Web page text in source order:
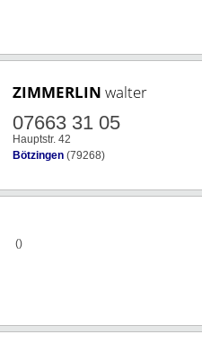
ZIMMERLIN walter
07663 31 05
Hauptstr. 42
Bötzingen (79268)
()